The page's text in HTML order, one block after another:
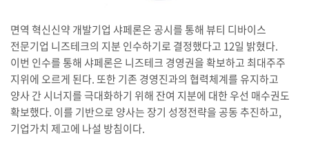
면역 혁신신약 개발기업 샤페론은 공시를 통해 뷰티 디바이스
전문기업 니즈테크의 지분 인수하기로 결정했다고 12일 밝혔다.
이번 인수를 통해 샤페론은 니즈테크 경영권을 확보하고 최대주주
지위에 오르게 된다. 또한 기존 경영진과의 협력체계를 유지하고
양사 간 시너지를 극대화하기 위해 잔여 지분에 대한 우선 매수권도
확보했다. 이를 기반으로 양사는 장기 성정전략을 공동 추진하고,
기업가치 제고에 나설 방침이다.